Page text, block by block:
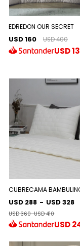
EDREDON OUR SECRET
USD 160 USD 400
USD
CUBRECAMA
USD 288 - USD 328
USD 360-USD 410
USD